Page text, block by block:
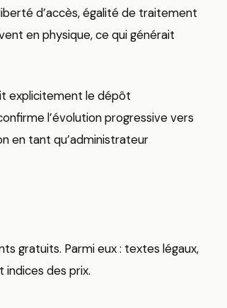
d’accès, égalité de traitement
en physique, ce qui générait
explicitement le dépôt
l’évolution progressive vers
en tant qu’administrateur
gratuits. Parmi eux : textes légaux,
indices des prix.